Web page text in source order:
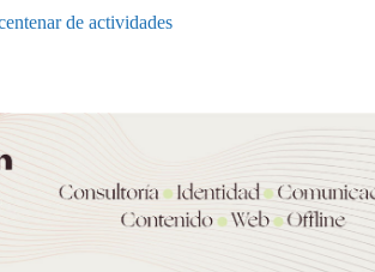
de actividades